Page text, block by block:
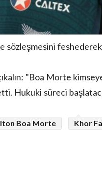
feshederek
"Boa Morte
Hukuki süreci
Boa Morte Khor